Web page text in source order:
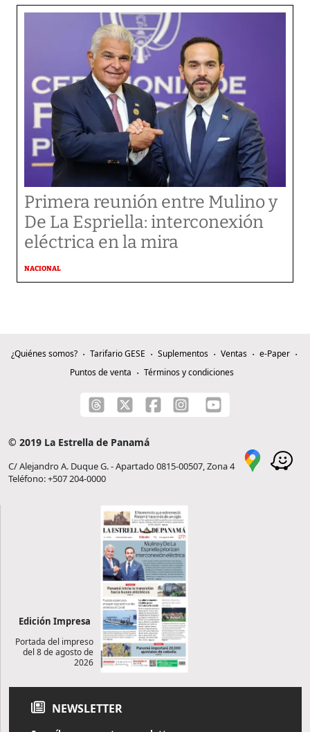
Primera reunión entre Mulino y
De La Espriella: interconexión
eléctrica en la mira
NACIONAL
¿Quiénes somos? Tarifario GESE Suplementos Ventas
e-Paper
Puntos de venta
Términos y condiciones
© 2019 La Estrella de Panamá
C/ Alejandro A. Duque G. - Apartado 0815-00507, Zona 4
Teléfono: +507 204-0000
Edición Impresa
Portada del impreso
del 8 de agosto de
2026
NEWSLETTER